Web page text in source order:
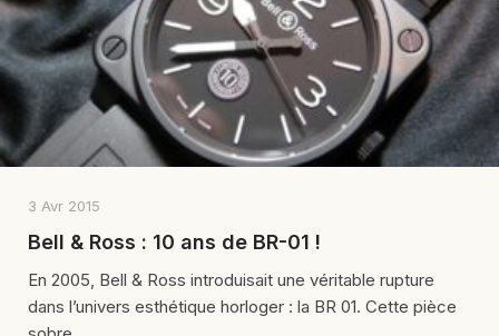
3 Avr 2015
Bell & Ross : 10 ans de BR-01 !
En 2005, Bell & Ross introduisait une véritable rupture
dans l’univers esthétique horloger : la BR 01. Cette pièce